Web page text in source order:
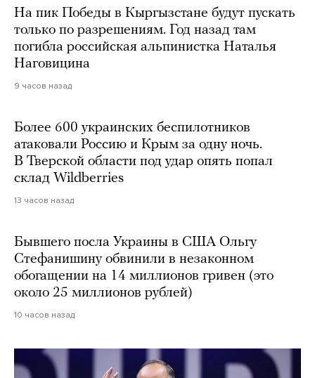
На пик Победы в Кыргызстане будут пускать
только по разрешениям. Год назад там
погибла российская альпинистка Наталья
Наговицина
9 часов назад
Более 600 украинских беспилотников
атаковали Россию и Крым за одну ночь.
В Тверской области под удар опять попал
склад Wildberries
13 часов назад
Бывшего посла Украины в США Ольгу
Стефанишину обвинили в незаконном
обогащении на 14 миллионов гривен (это
около 25 миллионов рублей)
10 часов назад